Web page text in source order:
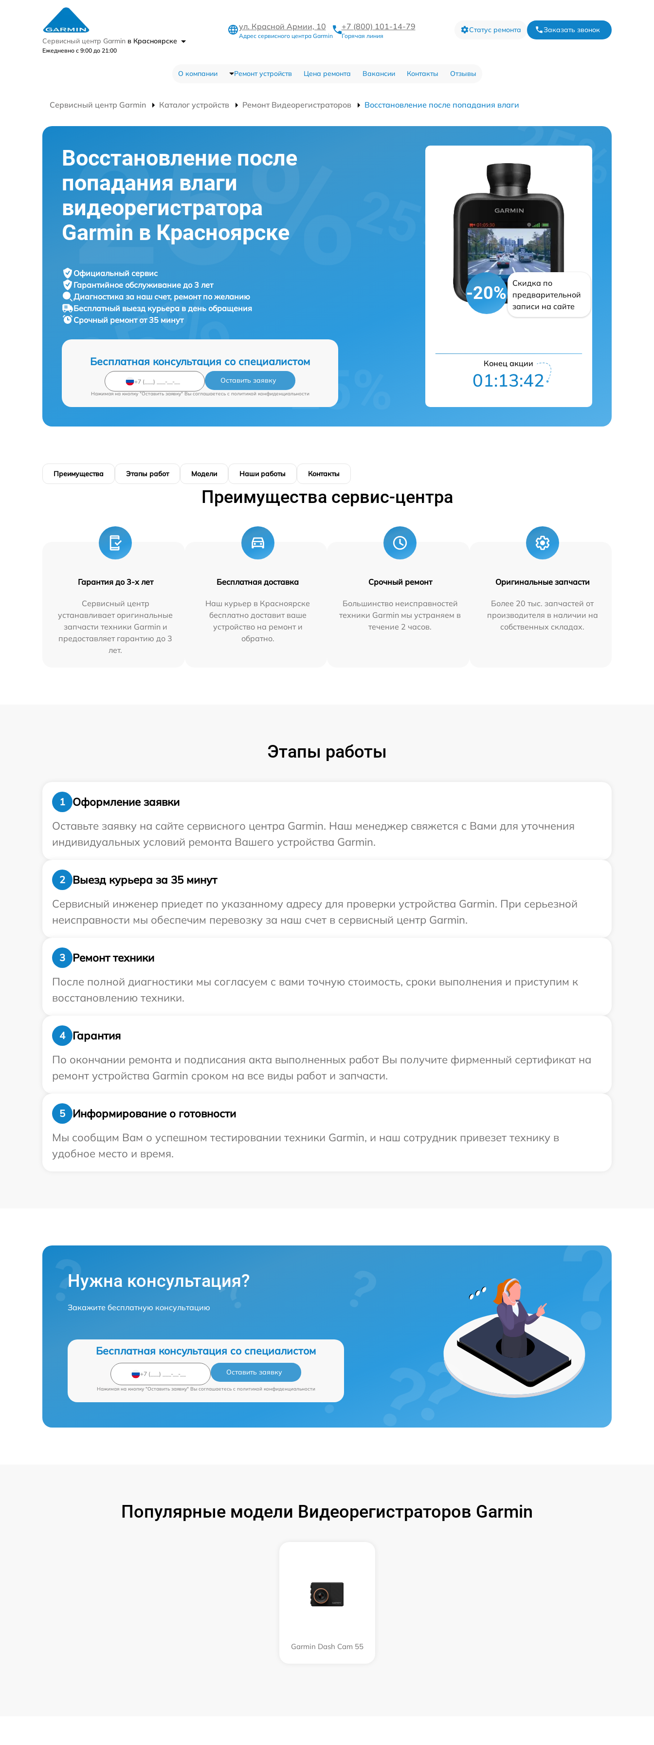
Сервисный центр Garmin в Красноярске
Ежедневно с 9:00 до 21:00
ул. Красной Армии, 10
Адрес сервисного центра Garmin
+7 (800) 101-14-79
Горячая линия
Статус ремонта Заказать звонок
О компании Ремонт устройств Цена ремонта Вакансии Контакты Отзывы
Сервисный центр Garmin Каталог устройств Ремонт Видеорегистраторов Восстановление после попадания влаги
Восстановление после
попадания влаги
видеорегистратора
Garmin в Красноярске
Официальный сервис
Гарантийное обслуживание до 3 лет
Диагностика за наш счет, ремонт по желанию
Бесплатный выезд курьера в день обращения
Срочный ремонтот 35 минут
Бесплатная консультация со специалистом
Оставить заявку
Нажимая на кнопку "Оставить заявку" Вы соглашаетесь c политикой конфиденциальности
-20%
Скидка по
предварительной
записи на сайте
Конец акции
01:13:41
Преимущества Этапы работ Модели Наши работы Контакты
Преимущества сервис-центра
Гарантия до 3-х лет
Сервисный центр
устанавливает оригинальные
запчасти техники Garmin и
предоставляет гарантию до 3
лет.
Бесплатная доставка
Наш курьер в Красноярске
бесплатно доставит ваше
устройство на ремонт и
обратно.
Срочный ремонт
Большинство неисправностей
техники Garmin мы устраняем в
течение 2 часов.
Оригинальные запчасти
Более 20 тыс. запчастей от
производителя в наличии на
собственных складах.
Этапы работы
1
Оформление заявки
Оставьте заявку на сайте сервисного центра Garmin. Наш менеджер свяжется с Вами для уточнения
индивидуальных условий ремонта Вашего устройства Garmin.
2
Выезд курьера за 35 минут
Сервисный инженер приедет по указанному адресу для проверки устройства Garmin. При серьезной
неисправности мы обеспечим перевозку за наш счет в сервисный центр Garmin.
3
Ремонт техники
После полной диагностики мы согласуем с вами точную стоимость, сроки выполнения и приступим к
восстановлению техники.
4
Гарантия
По окончании ремонта и подписания акта выполненных работ Вы получите фирменный сертификат на
ремонт устройства Garmin сроком на все виды работ и запчасти.
5
Информирование о готовности
Мы сообщим Вам о успешном тестировании техники Garmin, и наш сотрудник привезет технику в
удобное место и время.
Нужна консультация?
Закажите бесплатную консультацию
Бесплатная консультация со специалистом
Оставить заявку
Нажимая на кнопку "Оставить заявку" Вы соглашаетесь c политикой конфиденциальности
Популярные модели Видеорегистраторов Garmin
Garmin Dash Cam 55